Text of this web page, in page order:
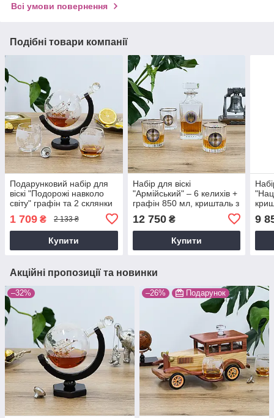
Всі умови повернення
Подібні товари компанії
Подарунковий набір для
віскі "Подорожі навколо
світу" графін та 2 склянки
брату Гранд Презент
GP240022
1 709 ₴ 2 133 ₴
Купити
Набір для віскі
"Армійський" – 6 келихів +
графін 850 мл, кришталь з
емблема Boss Crystal
GPB7VSU2PGD
12 750₴
Купити
9
Акційні пропозиції та новинки
–32% –26% Подарунок